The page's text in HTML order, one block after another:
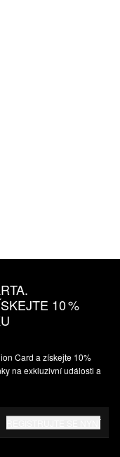
10 %
Card a získejte 10%
na exkluzivní události a